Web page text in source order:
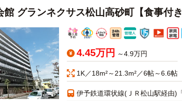
館 グランネクサス松山高砂町【食事付き
4.45万円 ～4.9万円
1K／18m²～21.3m²／6帖～6.6帖
伊予鉄道環状線(ＪＲ松山駅経由)